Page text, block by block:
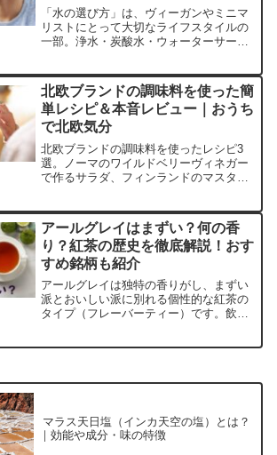
「水の選び方」は、ヴィーガンやミニマ
リストにとって大切なライフスタイルの
一部。浄水・炭酸水・ウォーターサーバ
北欧ブランドの調味料を使った簡
単レシピ＆本音レビュー｜おうち
で北欧気分
北欧ブランドの調味料を使ったレシピ3
選。ノーマのワイルドベリーヴィネガー
で作るサラダ、フィンランドのマスター
を家庭で楽しめます。
アールグレイはまずい？何の香
り？紅茶の歴史を徹底解説！おす
すめ銘柄も紹介
アールグレイは独特の香りがし、まずい
派とおいしい派に別れる個性的な紅茶の
タイプ（フレーバーティー）です。飲み
マラス天日塩（インカ天空の塩）とは？
｜効能や成分・味の特徴